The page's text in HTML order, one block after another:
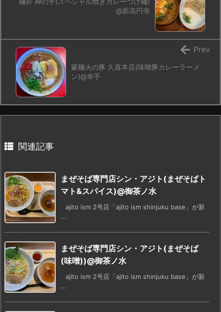
@新高円寺
蒙麺火の豚 久喜本店(味噌豚カレーラーメ
ン)@幸手
Prev
関連記事
まぜそば専門店シン・アジト(まぜそばト
マト&スパイス)@御茶ノ水
ajito ism 2号店「ajito ism shinjuku base」が新
...
まぜそば専門店シン・アジト(まぜそば
(味噌))@御茶ノ水
ajito ism 2号店「ajito ism shinjuku base」が新
...